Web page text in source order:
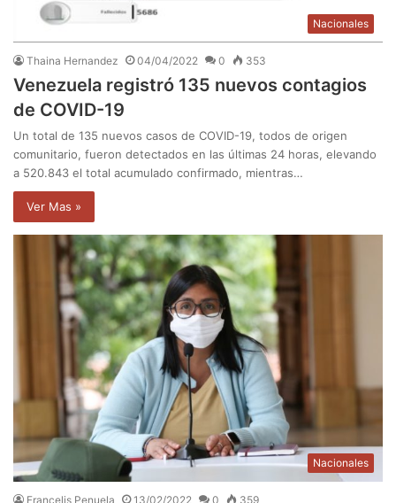
Nacionales
Thaina Hernandez 04/04/2022 0 353
Venezuela registró 135 nuevos contagios
de COVID-19
Un total de 135 nuevos casos de COVID-19, todos de origen
comunitario, fueron detectados en las últimas 24 horas, elevando
a 520.843 el total acumulado confirmado, mientras…
Ver Mas »
Nacionales
Francelis Penuela 13/02/2022 0 359